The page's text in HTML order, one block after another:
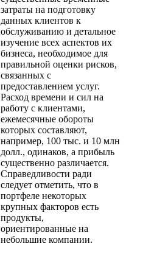
затраты на подготовку
данных клиентов к
обслуживанию и детальное
изучение всех аспектов их
бизнеса, необходимое для
правильной оценки рисков,
связанных с
предоставлением услуг.
Расход времени и сил на
работу с клиентами,
ежемесячные обороты
которых составляют,
например, 100 тыс. и 10 млн
долл., одинаков, а прибыль
существенно различается.
Справедливости ради
следует отметить, что в
портфеле некоторых
крупных факторов есть
продукты,
ориентированные на
небольшие компании.